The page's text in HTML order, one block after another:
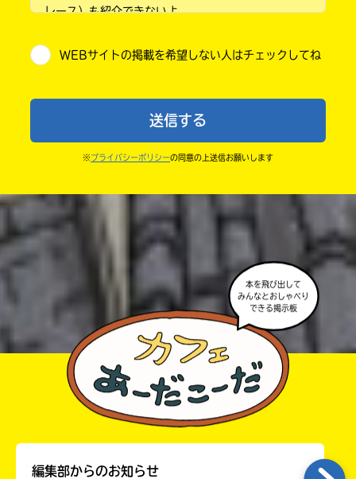
小学6年
中学1年
レース）も紹介できないよ。
・送ってからすぐには紹介されないので、待ってて
ならないよう気をつけてね。
・キャンペーン開催中は、投稿した後の画面にバナー
・ポプラ社の宣伝物で紹介させてもらうことがある
・かき終えたら、人を傷つけていたり、個人情報をか
きこんでいたり、字がまちがっていたりしないか、読
みなおしてみてね。
WEBサイトの掲載を希望しない人はチェックしてね
送信する
※ プライバシーポリシーの同意の上送信お願いします
みんなとおしゃべり
できる掲示板
編集部からのお知らせ